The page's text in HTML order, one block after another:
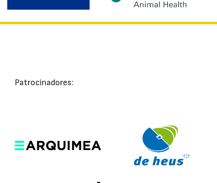
Patrocinadores: